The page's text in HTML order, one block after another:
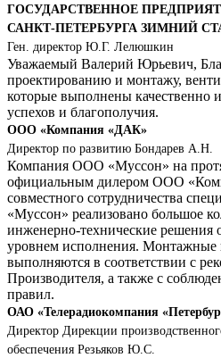
ГОСУДАРСТВЕННОЕ
САНКТ-ПЕТЕРБУРГА ЗИМНИЙ
Ген. директор Ю.Г. Лелюшкин
Уважаемый Валерий Юрьевич,
проектированию и монтажу,
которые выполнены качественно
успехов и благополучия.
ООО «Компания «ДАК»
Директор по развитию Бондарев А.Н.
Компания ООО «Муссон» на
официальным дилером ООО
совместного сотрудничества
«Муссон» реализовано большое
инженерно-технические решения
уровнем исполнения. Монтажные
выполняются в соответствии с
Производителя, а также с
правил.
ОАО «Телерадиокомпания
Директор Дирекции
обеспечения Резьяков Ю.С.